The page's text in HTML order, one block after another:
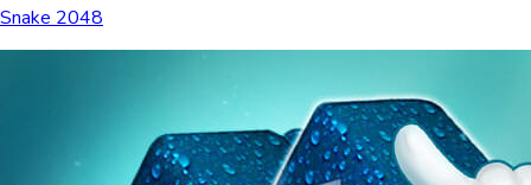
Snake 2048